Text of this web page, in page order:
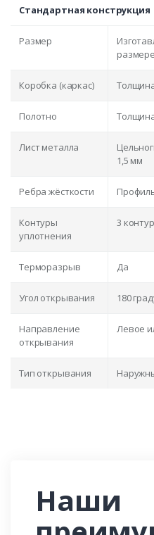
Стандартная конструкция
Размер
Коробка (каркас)
Полотно
Лист металла
1,5 мм
Ребра жёсткости
Контуры
уплотнения
3
Терморазрыв Да
Угол открывания 180
Направление
открывания
Левое
Тип открывания
Наши